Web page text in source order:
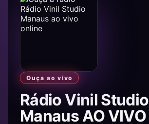
Ouça ao vivo
Rádio Vinil Studio
Manaus AO VIVO